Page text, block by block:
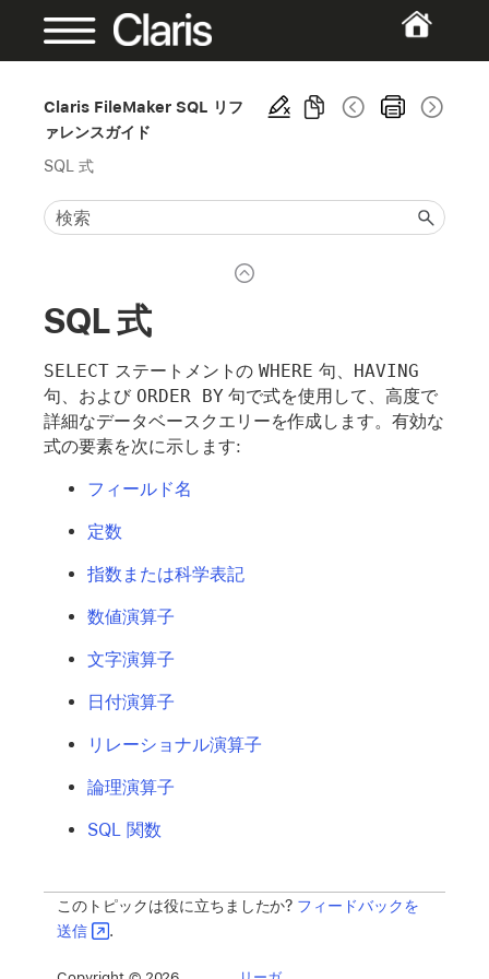
Claris FileMaker SQL リフ
ァレンスガイド
SQL 式
SQL 式
SELECTステートメントのWHERE 句、 HAVING
句、および ORDER BY 句で式を使用して、高度で
詳細なデータベースクエリーを作成します。有効な
式の要素を次に示します:
フィールド名
定数
指数または科学表記
数値演算子
文字演算子
日付演算子
リレーショナル演算子
論理演算子
SQL 関数
このトピックは役に立ちましたか? フィードバックを
送信
.